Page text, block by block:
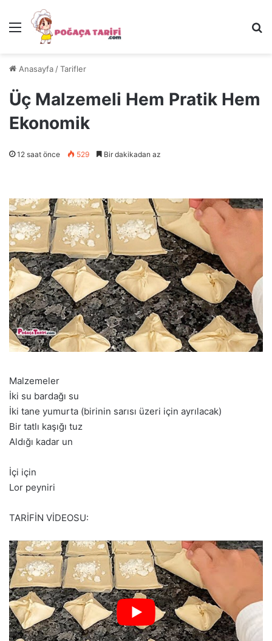
Menü
Anasayfa /Tarifler
Üç Malzemeli Hem Pratik Hem
Ekonomik
12 saat önce 529 Bir dakikadan az
Malzemeler
İki su bardağı su
İki tane yumurta (birinin sarısı üzeri için ayrılacak)
Bir tatlı kaşığı tuz
Aldığı kadar un
İçi için
Lor peyniri
TARİFİN VİDEOSU: